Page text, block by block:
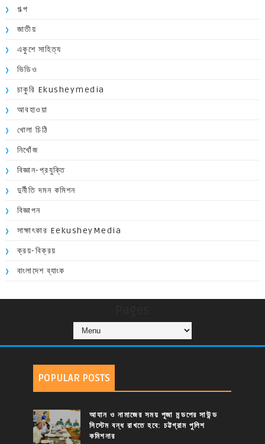
গল্প
জাতীয়
একুশে সাহিত্য
ভিডিও
চাকুরি Ekusheymedia
আবহাওয়া
খোলা চিঠি
নিখোঁজ
বিজ্ঞান-প্রযুক্তি
দুর্নীতি দমন কমিশন
বিজ্ঞাপন
সাক্ষাৎকার EekusheyMedia
ক্রয়-বিক্রয়
বাংলাদেশ ব্যাংক
POPULAR POSTS
আযান ও নামাজের সময় পূজা মন্ডপের সাউন্ড
সিস্টেম বন্ধ রাখতে হবে: চট্টগ্রাম পুলিশ
কমিশনার